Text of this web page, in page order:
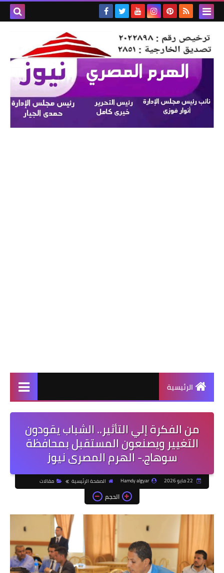
الرئيسية
من الفكرة إلي التأثير.. الشباب يقودون
التغيير ويصنعون المستقبل بمحافظة
سوهاج.- الهرم المصرى نيوز
Hamdy algyar الصفحة الرئيسية مقالات
الحجم